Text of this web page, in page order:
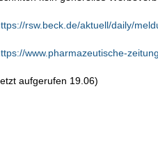
rsw.beck.de/aktuell/daily/
www.pharmazeutische-
aufgerufen 19.06)